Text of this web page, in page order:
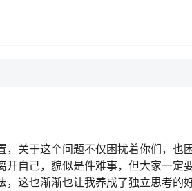
关于这个问题不仅困扰着你们，也
自己，貌似是件难事，但大家一定
这也渐渐也让我养成了独立思考的